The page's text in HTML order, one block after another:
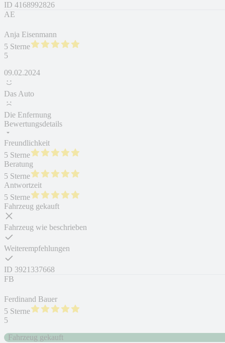
ID 4168992826
AE
Anja Eisenmann
5 Sterne
5
09.02.2024
Das Auto
Die Enfernung
Bewertungsdetails
Freundlichkeit
5 Sterne
Beratung
5 Sterne
Antwortzeit
5 Sterne
Fahrzeug gekauft
Fahrzeug wie beschrieben
Weiterempfehlungen
ID 3921337668
FB
Ferdinand Bauer
5 Sterne
5
Fahrzeug gekauft